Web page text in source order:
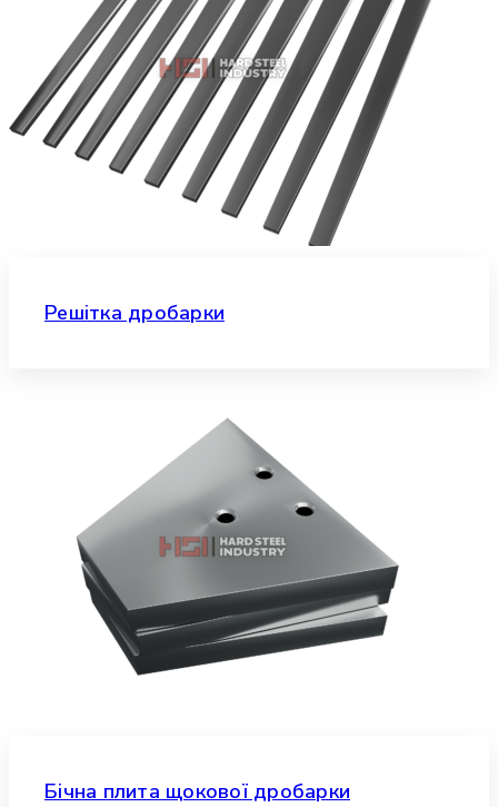
Решітка дробарки
Бічна плита щокової дробарки